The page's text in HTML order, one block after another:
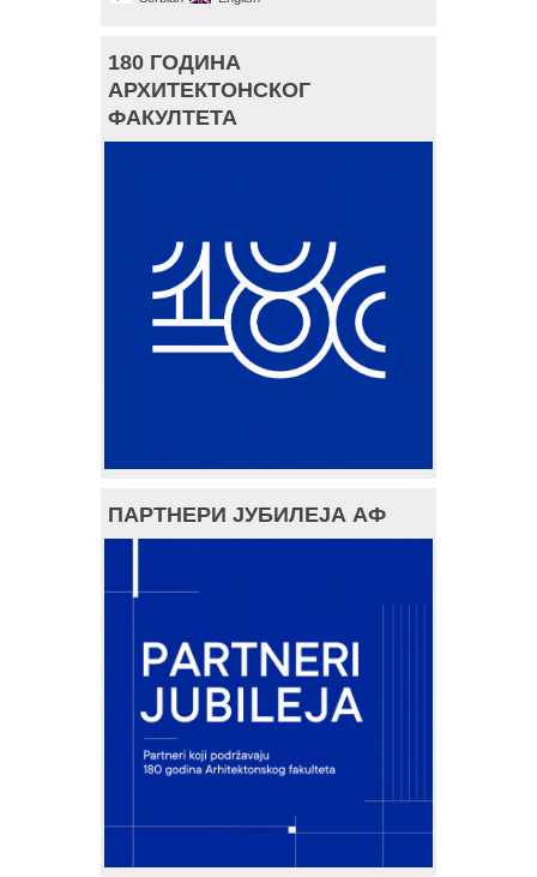
180 ГОДИНА
АРХИТЕКТОНСКОГ
ФАКУЛТЕТА
ПАРТНЕРИ ЈУБИЛЕЈА АФ